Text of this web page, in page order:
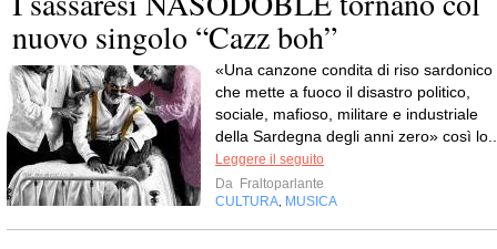
nuovo singolo “Cazz boh”
«Una canzone condita di riso sardonico
che mette a fuoco il disastro politico,
sociale, mafioso, militare e industriale
della Sardegna degli anni zero» così
Leggere il seguito
Da Fraltoparlante
CULTURA MUSICA